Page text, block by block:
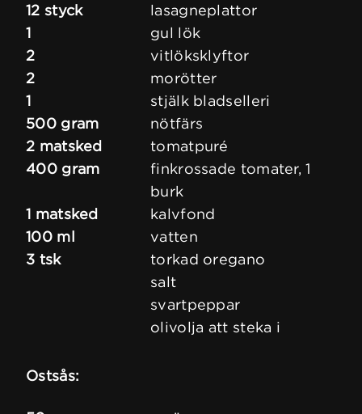
12 styck
lasagneplattor
1
gul lök
2
vitlöksklyftor
2
morötter
1
stjälk bladselleri
500 gram
nötfärs
2 matsked
tomatpuré
400 gram
finkrossade tomater, 1
burk
1 matsked
kalvfond
100 ml
vatten
3 tsk
torkad oregano
salt
svartpeppar
olivolja att steka i
Ostsås: